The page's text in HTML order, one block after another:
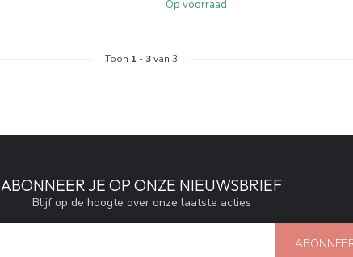
Op voorraad
Toon 1 - 3van 3
ABONNEER JE OP ONZE NIEUWSBRIEF
Blijf op de hoogte over onze laatste acties